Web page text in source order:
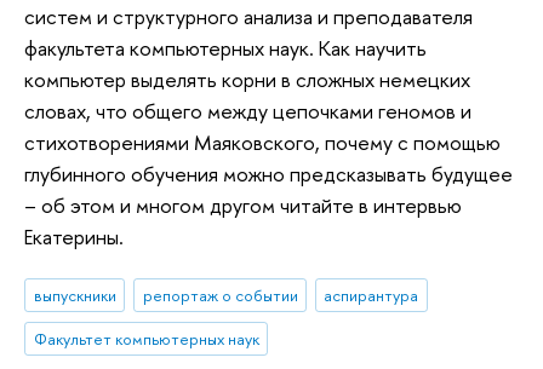
систем и структурного анализа и преподавателя
факультета компьютерных наук. Как научить
компьютер выделять корни в сложных немецких
словах, что общего между цепочками геномов и
стихотворениями Маяковского, почему с помощью
глубинного обучения можно предсказывать будущее
– об этом и многом другом читайте в интервью
Екатерины.
выпускники репортаж о событии
аспирантура
Факультет компьютерных наук